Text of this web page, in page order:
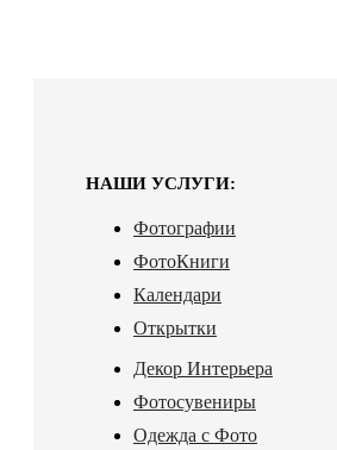
НАШИ УСЛУГИ:
Фотографии
ФотоКниги
Календари
Открытки
Декор Интерьера
Фотосувениры
Одежда с Фото